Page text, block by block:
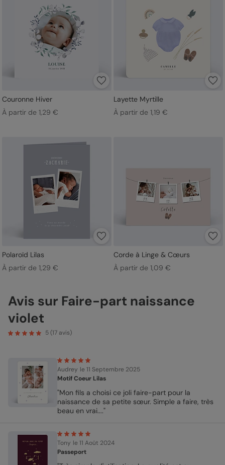
Couronne Hiver
À partir de 1,29 €
Layette Myrtille
À partir de 1,19 €
Polaroïd Lilas
À partir de 1,29 €
Corde à Linge & Cœurs
À partir de 1,09 €
Avis sur Faire-part naissance
violet
5(17 avis)
Audrey le 11 Septembre 2025
Motif Coeur Lilas
"Mon fils a choisi ce joli faire-part pour la
naissance de sa petite sœur. Simple a faire, très
beau en vrai...."
Tony le 11 Août 2024
Passeport